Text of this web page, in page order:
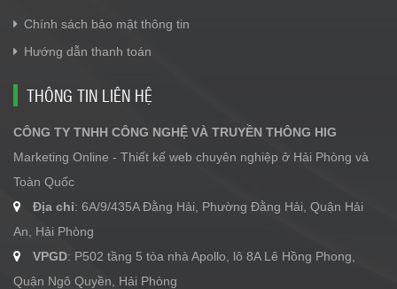
Chính sách bảo mật thông tin
Hướng dẫn thanh toán
THÔNG TIN LIÊN HỆ
CÔNG TY TNHH CÔNG NGHỆ VÀ TRUYỀN THÔNG HIG
Marketing Online - Thiết kế web chuyên nghiệp ở Hải Phòng và
Toàn Quốc
Địa chỉ: 6A/9/435A Đằng Hải, Phường Đằng Hải, Quận Hải
An, Hải Phòng
VPGD: P502 tầng 5 tòa nhà Apollo, lô 8A Lê Hồng Phong,
Quận Ngô Quyền, Hải Phòng